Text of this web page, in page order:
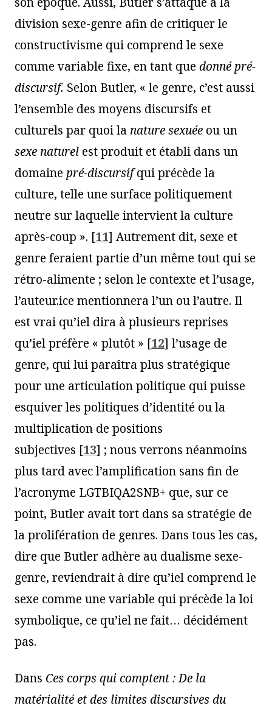
division sexe-genre afin de critiquer le
constructivisme qui comprend le sexe
comme variable fixe, en tant que donné pré-
discursif. Selon Butler, « le genre, c’est aussi
l’ensemble des moyens discursifs et
culturels par quoi la nature sexuée ou un
sexe naturel est produit et établi dans un
domaine pré-discursifqui précède la
culture, telle une surface politiquement
neutre sur laquelle intervient la culture
après-coup ». [11] Autrement dit, sexe et
genre feraient partie d’un même tout qui se
rétro-alimente ; selon le contexte et l’usage,
l’auteur.ice mentionnera l’un ou l’autre. Il
est vrai qu’iel dira à plusieurs reprises
qu’iel préfère « plutôt » [12] l’usage de
genre, qui lui paraîtra plus stratégique
pour une articulation politique qui puisse
esquiver les politiques d’identité ou la
multiplication de positions
subjectives [13] ; nous verrons néanmoins
plus tard avec l’amplification sans fin de
l’acronyme LGTBIQA2SNB+ que, sur ce
point, Butler avait tort dans sa stratégie de
la prolifération de genres. Dans tous les cas,
dire que Butler adhère au dualisme sexe-
genre, reviendrait à dire qu’iel comprend le
sexe comme une variable qui précède la loi
symbolique, ce qu’iel ne fait… décidément
pas.
Dans Ces corps qui comptent : De la
matérialité et des limites discursives du